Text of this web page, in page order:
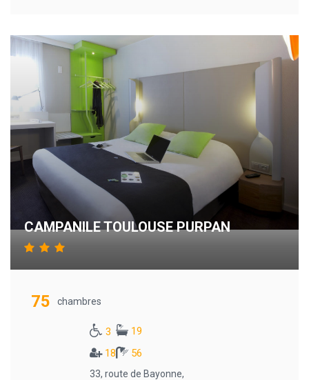
CAMPANILE TOULOUSE PURPAN
75 chambres
3
19
18
56
33, route de Bayonne,